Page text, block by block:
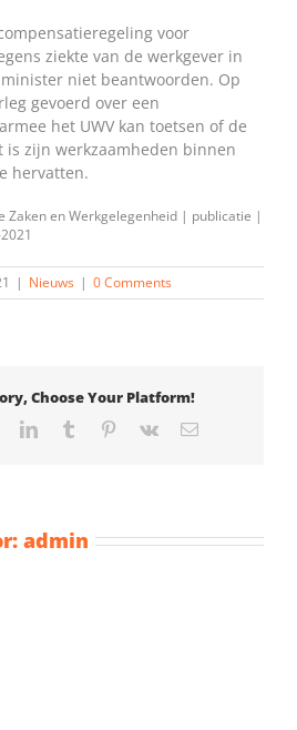
voor
ziekte van de werkgever in
niet beantwoorden. Op
gevoerd over een
het UWV kan toetsen of de
is zijn werkzaamheden binnen
hervatten.
Zaken en Werkgelegenheid | publicatie |
| Nieuws | 0 Comments
Choose Your Platform!
LinkedInTumblr Pinterest
Vk Email
admin